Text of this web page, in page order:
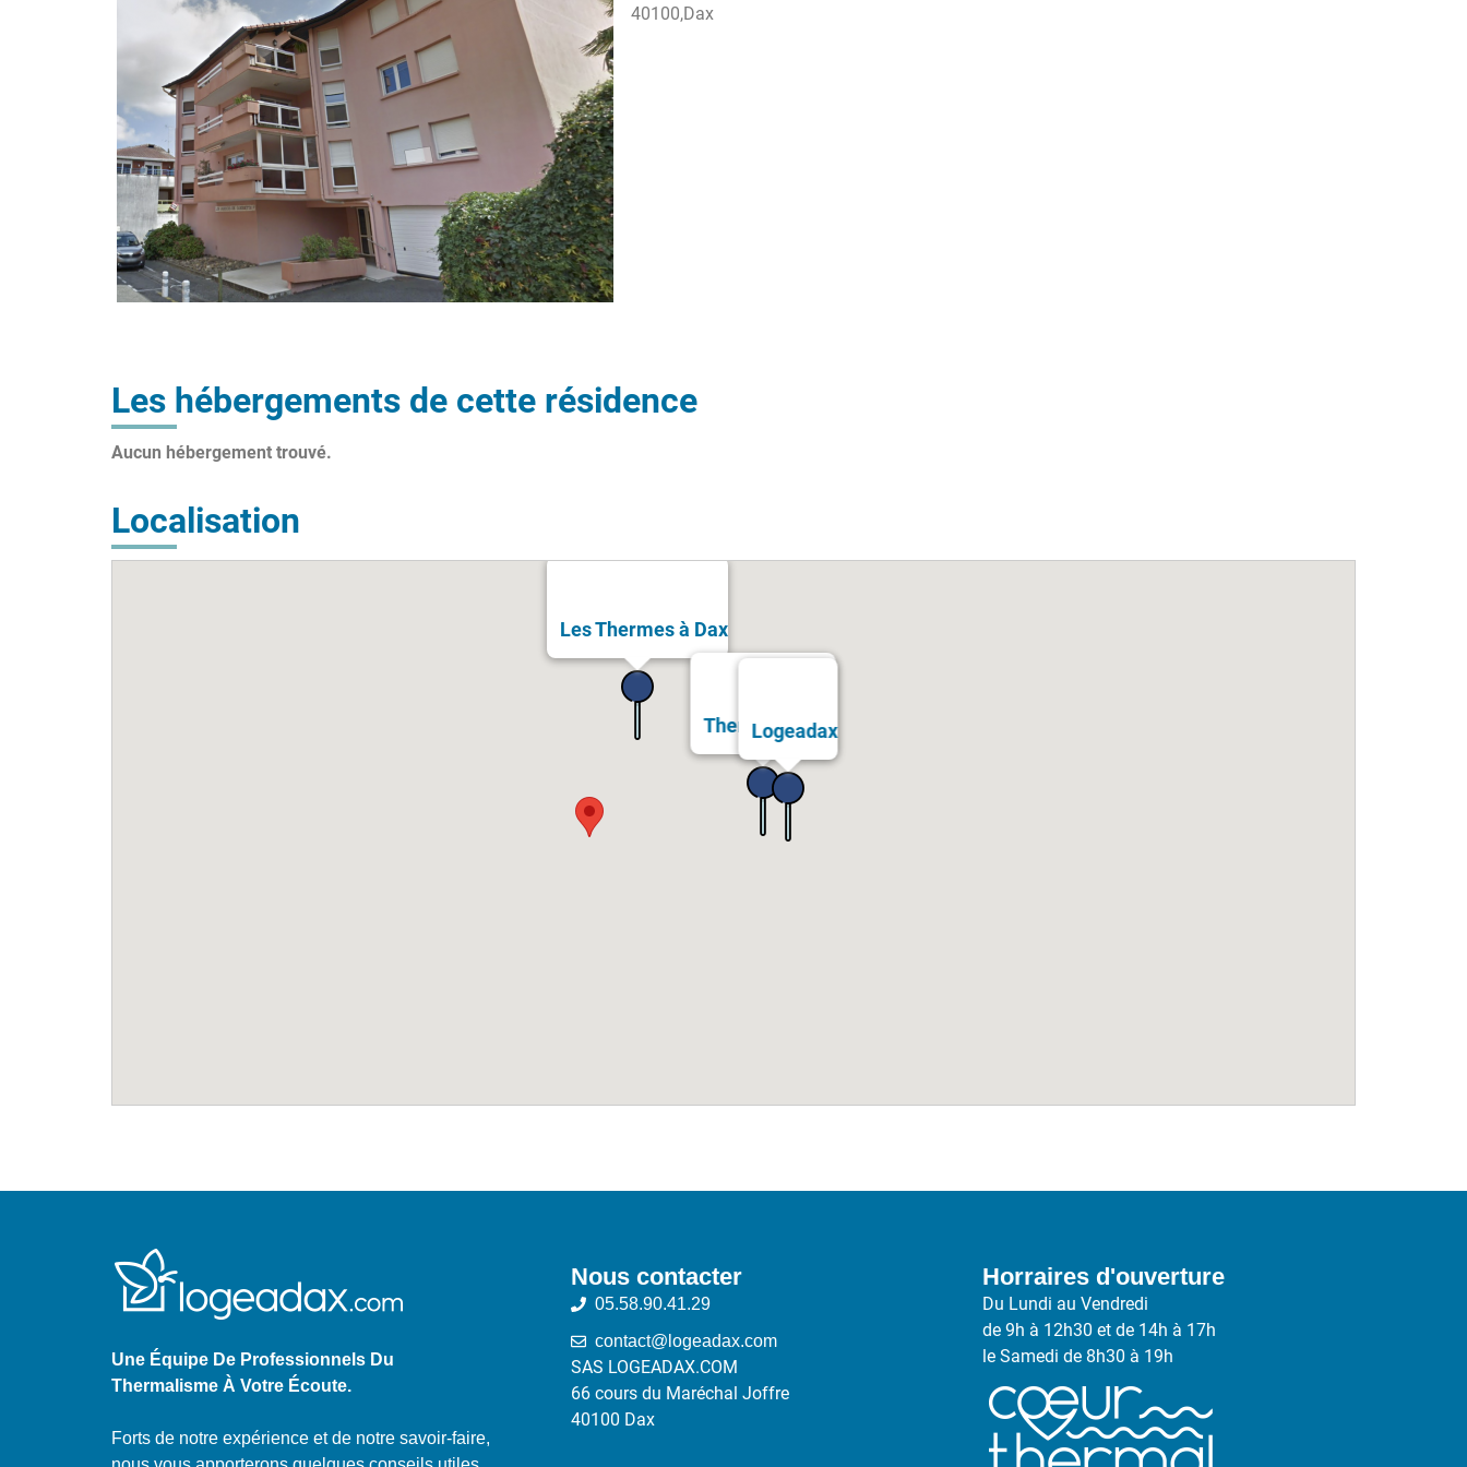
40100,Dax
Les hébergements de cette résidence
Aucun hébergement trouvé.
Localisation
Thermes Bérot
Les Thermes à Dax
Logeadax
Une Équipe De Professionnels Du
Thermalisme À Votre Écoute.
Forts de notre expérience et de notre savoir-faire,
Nous contacter
05.58.90.41.29
contact@logeadax.com
SAS LOGEADAX.COM
66 cours du Maréchal Joffre
40100 Dax
Horraires d'ouverture
Du Lundi au Vendredi
de 9h à 12h30 et de 14h à 17h
le Samedi de 8h30 à 19h